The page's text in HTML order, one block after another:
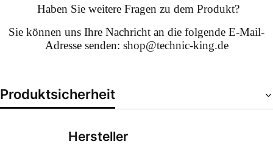
Haben Sie weitere Fragen zu dem Produkt?
Sie können uns Ihre Nachricht an die folgende E-Mail-
Adresse senden: shop@technic-king.de
Produktsicherheit
Hersteller